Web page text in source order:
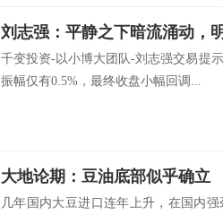
刘志强：平静之下暗流涌动，
千变投资-以小博大团队-刘志强交易提
振幅仅有0.5%，最终收盘小幅回调...
大地论期：豆油底部似乎确立
几年国内大豆进口连年上升，在国内